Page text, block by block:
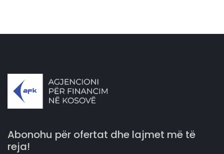
Abonohu për ofertat dhe lajmet më të
reja!